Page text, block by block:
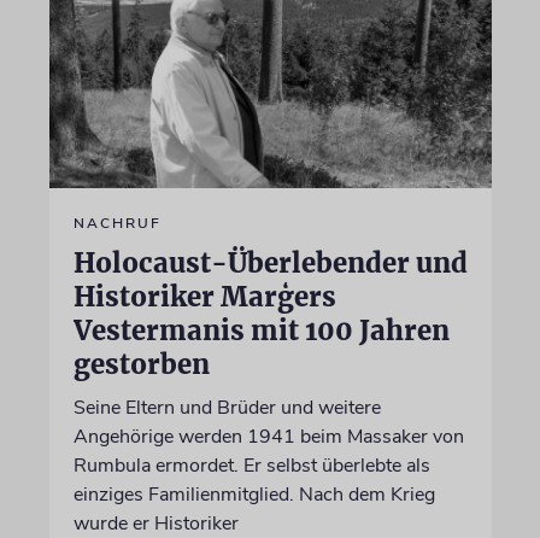
NACHRUF
Holocaust-Überlebender und
Historiker Marģers
Vestermanis mit 100 Jahren
gestorben
Seine Eltern und Brüder und weitere
Angehörige werden 1941 beim Massaker von
Rumbula ermordet. Er selbst überlebte als
einziges Familienmitglied. Nach dem Krieg
wurde er Historiker